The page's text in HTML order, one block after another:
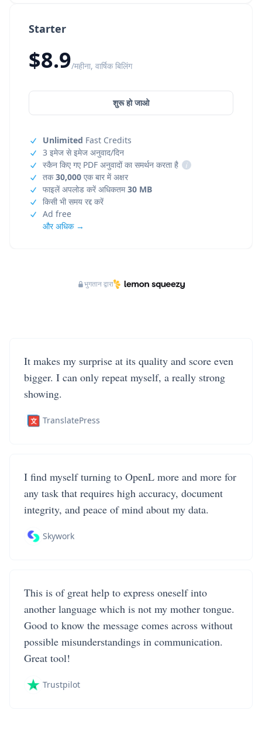
Starter
$8.9/महीना, वार्षिक बिलिंग
शुरू हो जाओ
Unlimited Fast Credits
3 इमेज से इमेज अनुवाद/दिन
स्कैन किए गए PDF अनुवादों का समर्थन करता है
i
तक30,000 एक बार में अक्षर
फाइलें अपलोड करें अधिकतम30 MB
किसी भी समय रद्द करें
Ad free
और अधिक →
भुगतान द्वारा
It makes my surprise at its quality and score even
bigger. I can only repeat myself, a really strong
showing.
TranslatePress
I find myself turning to OpenL more and more for
any task that requires high accuracy, document
integrity, and peace of mind about my data.
Skywork
This is of great help to express oneself into
another language which is not my mother tongue.
Good to know the message comes across without
possible misunderstandings in communication.
Great tool!
Trustpilot